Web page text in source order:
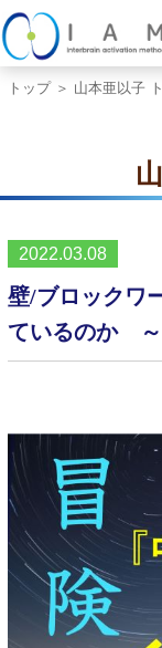
トップ＞ 山本亜以子
2022.03.08
壁/ブロックワ
ているのか